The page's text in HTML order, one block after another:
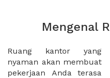
Mengenal
Ruang kantor yang
nyaman akan membuat
pekerjaan Anda terasa
dapat membantu
pengurusan legalitas
usaha baru Anda,